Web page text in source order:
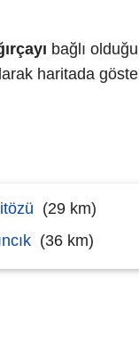
bağlı
haritada
(29 km)
(36 km)